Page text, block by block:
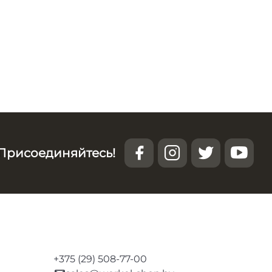
+375 (29) 508-77-00